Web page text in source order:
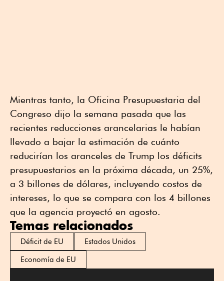
Mientras tanto, la Oficina Presupuestaria del
Congreso dijo la semana pasada que las
recientes reducciones arancelarias le habían
llevado a bajar la estimación de cuánto
reducirían los aranceles de Trump los déficits
presupuestarios en la próxima década, un 25%,
a 3 billones de dólares, incluyendo costos de
intereses, lo que se compara con los 4 billones
que la agencia proyectó en agosto.
Temas relacionados
Déficit de EU
Estados Unidos
Economía de EU